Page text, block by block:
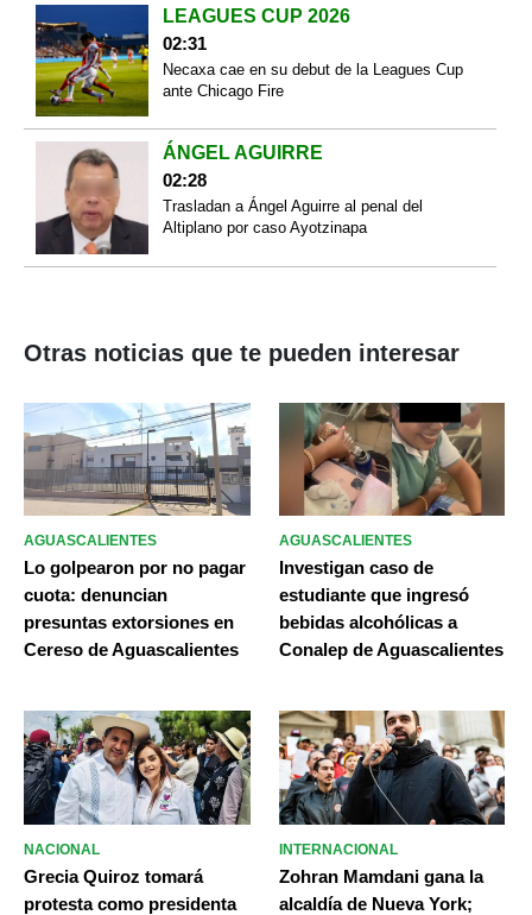
LEAGUES CUP 2026
02:31
Necaxa cae en su debut de la Leagues Cup
ante Chicago Fire
ÁNGEL AGUIRRE
02:28
Trasladan a Ángel Aguirre al penal del
Altiplano por caso Ayotzinapa
Otras noticias que te pueden interesar
AGUASCALIENTES
Lo golpearon por no pagar
cuota: denuncian
presuntas extorsiones en
Cereso de Aguascalientes
AGUASCALIENTES
Investigan caso de
estudiante que ingresó
bebidas alcohólicas a
Conalep de Aguascalientes
NACIONAL
Grecia Quiroz tomará
protesta como presidenta
INTERNACIONAL
Zohran Mamdani gana la
alcaldía de Nueva York;